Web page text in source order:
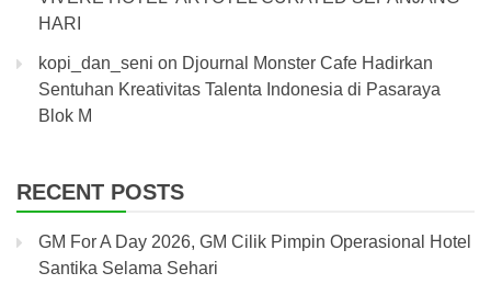
HARI
kopi_dan_seni on Djournal Monster Cafe Hadirkan
Sentuhan Kreativitas Talenta Indonesia di Pasaraya
Blok M
RECENT POSTS
GM For A Day 2026, GM Cilik Pimpin Operasional Hotel
Santika Selama Sehari